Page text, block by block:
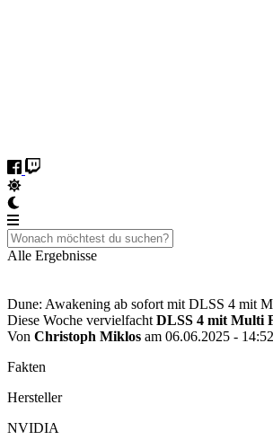
Alle Ergebnisse
Dune: Awakening ab sofort mit DLSS 4 mit
Diese Woche vervielfacht DLSS 4 mit Multi
Von Christoph Miklos am 06.06.2025 -
Fakten
Hersteller
NVIDIA